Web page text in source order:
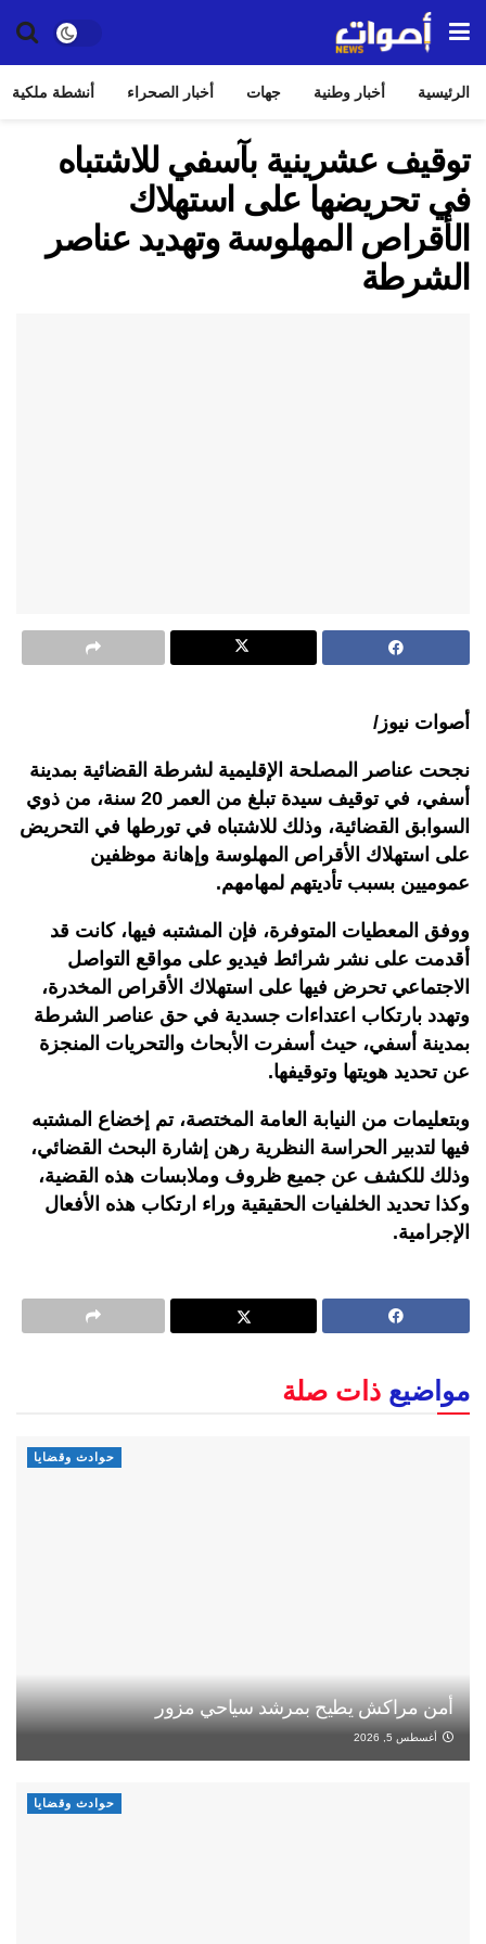
الرئيسية أخبار وطنية جهات أخبار الصحراء أنشطة ملكية
توقيف عشرينية بآسفي للاشتباه
في تحريضها على استهلاك
الأقراص المهلوسة وتهديد عناصر
الشرطة
أصوات نيوز/
نجحت عناصر المصلحة الإقليمية لشرطة القضائية بمدينة
أسفي، في توقيف سيدة تبلغ من العمر 20 سنة، من ذوي
السوابق القضائية، وذلك للاشتباه في تورطها في التحريض
على استهلاك الأقراص المهلوسة وإهانة موظفين
عموميين بسبب تأديتهم لمهامهم.
ووفق المعطيات المتوفرة، فإن المشتبه فيها، كانت قد
أقدمت على نشر شرائط فيديو على مواقع التواصل
الاجتماعي تحرض فيها على استهلاك الأقراص المخدرة،
وتهدد بارتكاب اعتداءات جسدية في حق عناصر الشرطة
بمدينة أسفي، حيث أسفرت الأبحاث والتحريات المنجزة
عن تحديد هويتها وتوقيفها.
وبتعليمات من النيابة العامة المختصة، تم إخضاع المشتبه
فيها لتدبير الحراسة النظرية رهن إشارة البحث القضائي،
وذلك للكشف عن جميع ظروف وملابسات هذه القضية،
وكذا تحديد الخلفيات الحقيقية وراء ارتكاب هذه الأفعال
الإجرامية.
مواضيع ذات صلة
حوادث وقضايا
أمن مراكش يطيح بمرشد سياحي مزور
أغسطس 5, 2026
حوادث وقضايا